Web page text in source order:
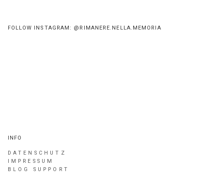
FOLLOW INSTAGRAM: @RIMANERE.NELLA.MEMORIA
INFO
DATENSCHUTZ
IMPRESSUM
BLOG SUPPORT